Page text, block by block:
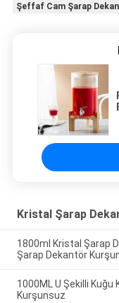
Şeffaf Cam Şarap
Kristal Şarap
1800ml Kristal Şarap
Şarap Dekantör
1000ML U Şekilli
Kurşunsuz